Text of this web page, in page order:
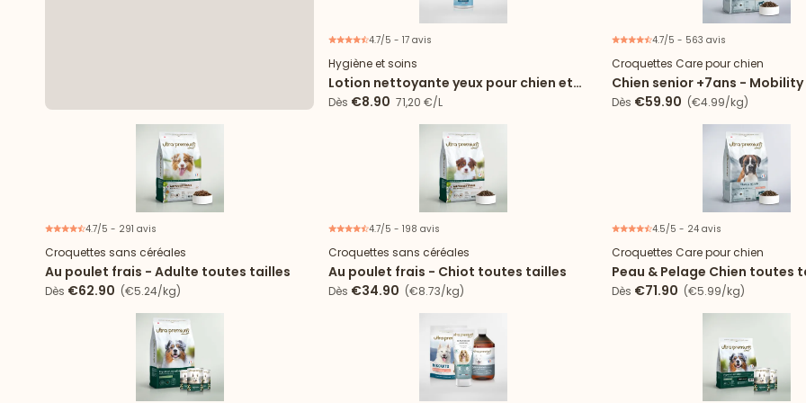
4.7/5 - 17 avis
Hygiène et soins
Lotion nettoyante yeux pour chien et
chat
Dès €8.90 71,20 €/L
4.7/5 - 563 avis
Croquettes Care pour chien
Chien senior +7ans -
Dès €59.90 (€4.99/kg)
4.7/5 - 291 avis
Croquettes sans céréales
Au poulet frais - Adulte toutes tailles
Dès €62.90 (€5.24/kg)
4.7/5 - 198 avis
Croquettes sans céréales
Au poulet frais - Chiot toutes tailles
Dès €34.90 (€8.73/kg)
4.5/5 - 24 avis
Croquettes Care pour chien
Peau & Pelage Chien toutes
saumon
Dès €71.90 (€5.99/kg)